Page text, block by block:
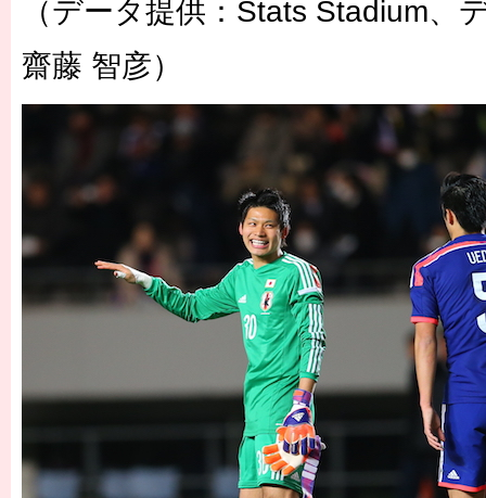
（データ提供：Stats Stadium、
齋藤 智彦）